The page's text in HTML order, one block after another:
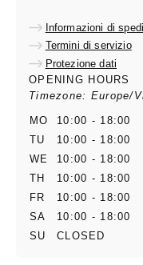
Informazioni di
Termini di servizio
Protezione dati
OPENING HOURS
Timezone: Europe/
MO
10:00 - 18:00
TU
10:00 - 18:00
WE
10:00 - 18:00
TH
10:00 - 18:00
FR
10:00 - 18:00
SA
10:00 - 18:00
SU
CLOSED